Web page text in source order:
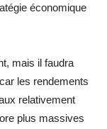
économique
mais il faudra
les rendements
relativement
plus massives